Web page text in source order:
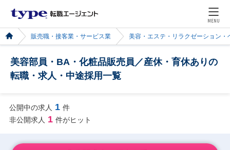
MENU
販売職・接客業・サービス業 美容・エステ・リラクゼーション・
美容部員・BA・化粧品販売員／産休・育休ありの
転職・求人・中途採用一覧
公開中の求人 1 件
非公開求人 1 件がヒット